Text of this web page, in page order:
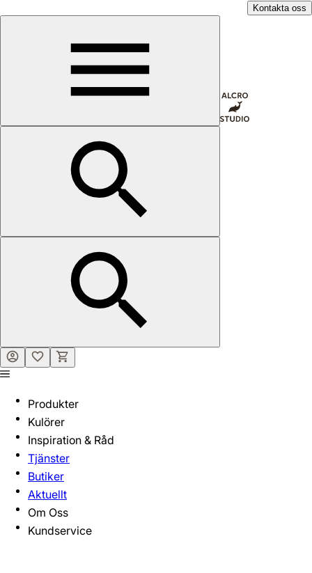
Kontakta oss
Produkter
Kulörer
Inspiration & Råd
Tjänster
Butiker
Aktuellt
Om Oss
Kundservice